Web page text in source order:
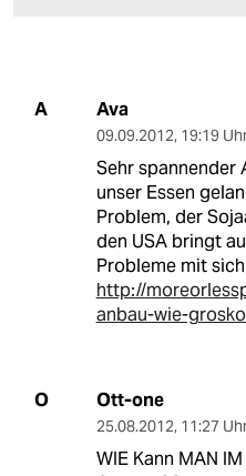
A Ava
09.09.2012, 19:19
Sehr spannender
unser Essen
Problem, der
den USA bringt
Probleme mit
http://
anbau-wie-
O Ott-one
25.08.2012, 11:27
WIE Kann MAN